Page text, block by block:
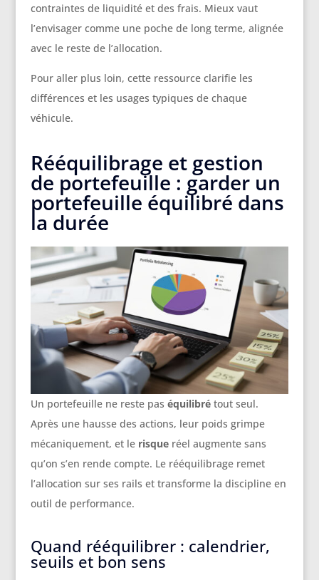
contraintes de liquidité et des frais. Mieux vaut
l’envisager comme une poche de long terme, alignée
avec le reste de l’allocation.
Pour aller plus loin, cette ressource clarifie les
différences et les usages typiques de chaque
véhicule.
Rééquilibrage et gestion
de portefeuille : garder un
portefeuille équilibré dans
la durée
Un portefeuille ne reste pas équilibrétout seul.
Après une hausse des actions, leur poids grimpe
mécaniquement, et le risqueréel augmente sans
qu’on s’en rende compte. Le rééquilibrage remet
l’allocation sur ses rails et transforme la discipline en
outil de performance.
Quand rééquilibrer : calendrier,
seuils et bon sens